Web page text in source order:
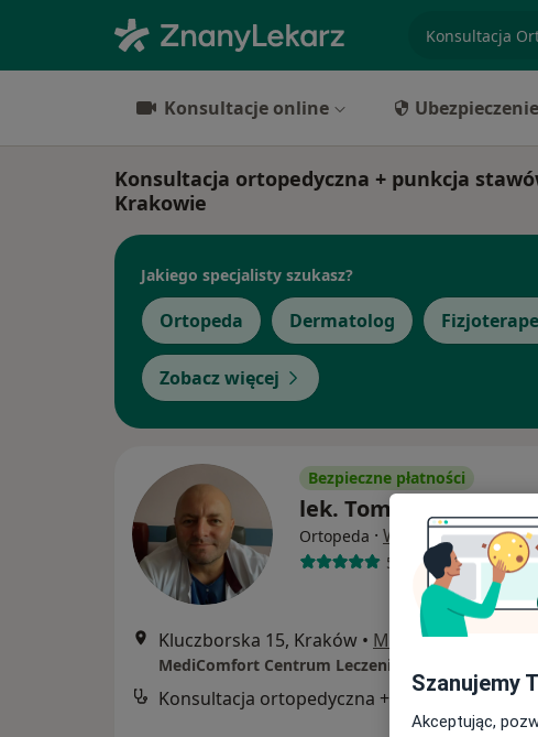
Konsultacje online Ubezpieczenie
Konsultacja ortopedyczna + punkcja
Krakowie
Jakiego specjalisty szukasz?
Ortopeda Dermatolog
Zobacz więcej
Bezpieczne płatności
lek. Tomasz Tatarek
Ortopeda · Więcej
5 opinii
Kluczborska 15, Kraków • Mapa
MediComfort Centrum Leczenia Bólu Kraków
Konsultacja ortopedyczna + punkcja stawów
Szanujemy
Akceptując,